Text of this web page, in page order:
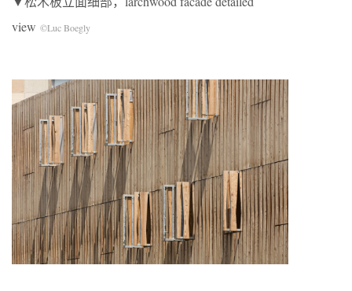
view ©Luc Boegly